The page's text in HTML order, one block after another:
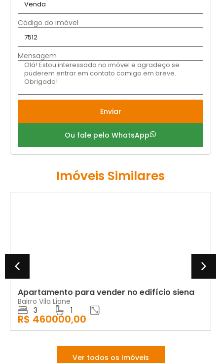
Código do imóvel
Mensagem
Enviar
Ou fale pelo WhatsApp
Imóveis Similares
Apartamento para vender no edifício siena
Bairro Vila Liane
3
1
R$ 460000,00
Ver todos os Imóveis